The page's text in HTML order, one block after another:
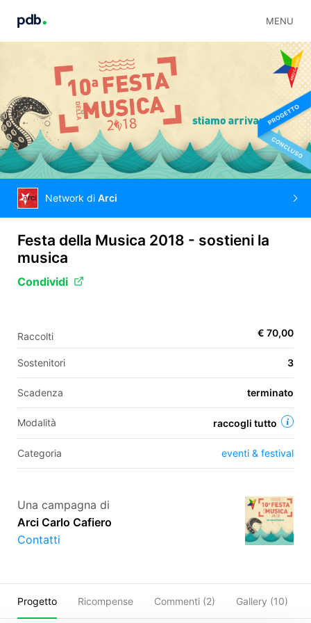
MENU
FR
Network di Arci
Festa della Musica 2018 - sostieni la
musica
Condividi
Raccolti € 70,00
Sostenitori 3
Scadenza terminato
Modalità raccogli tutto
Categoria eventi & festival
Una campagna di
Arci Carlo Cafiero
Contatti
Progetto Ricompense Commenti (2) Gallery (10)